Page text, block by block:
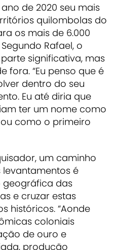
de 2020 seu mais
quilombolas do
os mais de 6.000
Rafael, o
significativa, mas
fora. “Eu penso que é
dentro do seu
Eu até diria que
ter um nome como
como o primeiro
um caminho
é
geográfica das
e cruzar estas
históricos. “Aonde
coloniais
de ouro e
produção